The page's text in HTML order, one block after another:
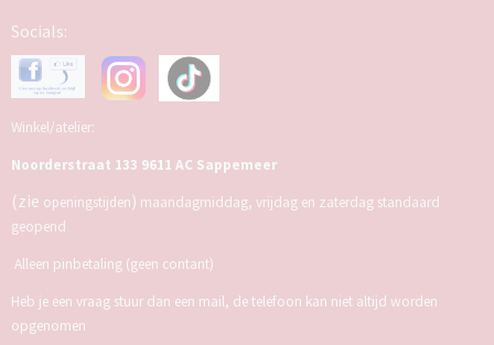
Socials:
Winkel/atelier:
Noorderstraat 133 9611 AC Sappemeer
(zie openingstijden) maandagmiddag, vrijdag en zaterdag standaard
geopend
Alleen pinbetaling (geen contant)
Heb je een vraag stuur dan een mail, de telefoon kan niet altijd worden
opgenomen